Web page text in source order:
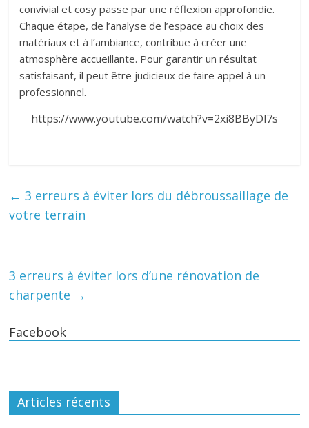
convivial et cosy passe par une réflexion approfondie.
Chaque étape, de l’analyse de l’espace au choix des
matériaux et à l’ambiance, contribue à créer une
atmosphère accueillante. Pour garantir un résultat
satisfaisant, il peut être judicieux de faire appel à un
professionnel.
https://www.youtube.com/watch?v=2xi8BByDl7s
← 3 erreurs à éviter lors du débroussaillage de
votre terrain
3 erreurs à éviter lors d’une rénovation de
charpente →
Facebook
Articles récents